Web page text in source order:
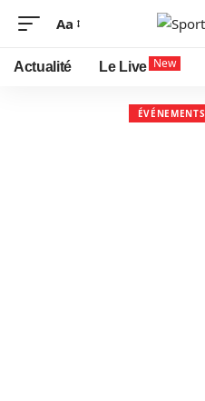
Aa
Actualité Le Live New
ÉVÉNEMENTS